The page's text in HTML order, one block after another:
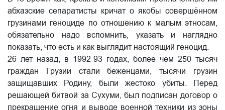
абхазские сепаратисты кричат о якобы совершённом
грузинами геноциде по отношению к малым этносам,
обязательно надо вспомнить, указать и наглядно
показать, что есть и как выглядит настоящий геноцид.
26 лет назад, в 1992-93 годах, более чем 250 тысяч
граждан Грузии стали беженцами, тысячи грузин
защищавших Родину, были жестоко убиты. Перед
решающей битвой за Сухуми, был подписан договор о
прекращение огня и выводе военной техники из зоны